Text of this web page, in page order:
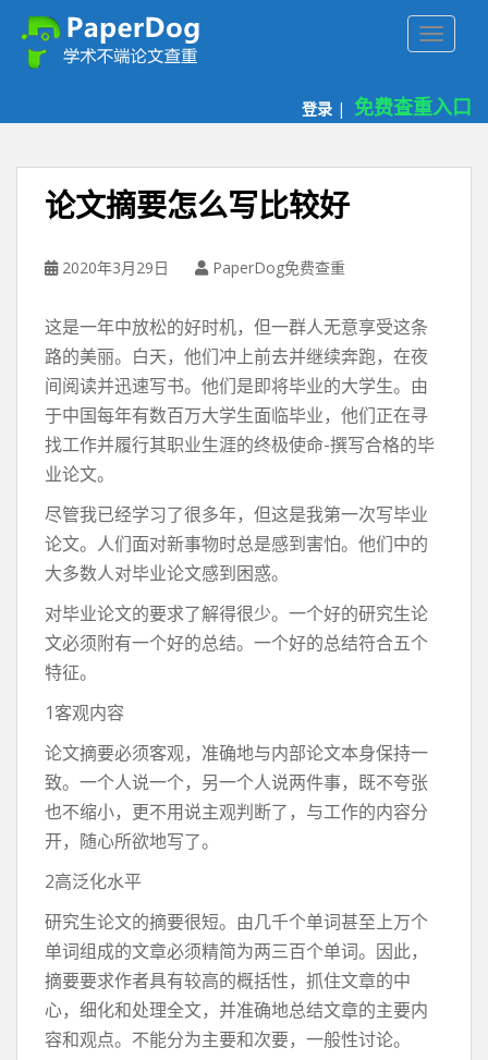
登录 | 免费查重入口
论文摘要怎么写比较好
2020年3月29日 PaperDog免费查重
这是一年中放松的好时机，但一群人无意享受这条
路的美丽。白天，他们冲上前去并继续奔跑，在夜
间阅读并迅速写书。他们是即将毕业的大学生。由
于中国每年有数百万大学生面临毕业，他们正在寻
找工作并履行其职业生涯的终极使命-撰写合格的毕
业论文。
尽管我已经学习了很多年，但这是我第一次写毕业
论文。人们面对新事物时总是感到害怕。他们中的
大多数人对毕业论文感到困惑。
对毕业论文的要求了解得很少。一个好的研究生论
文必须附有一个好的总结。一个好的总结符合五个
特征。
1客观内容
论文摘要必须客观，准确地与内部论文本身保持一
致。一个人说一个，另一个人说两件事，既不夸张
也不缩小，更不用说主观判断了，与工作的内容分
开，随心所欲地写了。
2高泛化水平
研究生论文的摘要很短。由几千个单词甚至上万个
单词组成的文章必须精简为两三百个单词。因此，
摘要要求作者具有较高的概括性，抓住文章的中
心，细化和处理全文，并准确地总结文章的主要内
容和观点。不能分为主要和次要，一般性讨论。